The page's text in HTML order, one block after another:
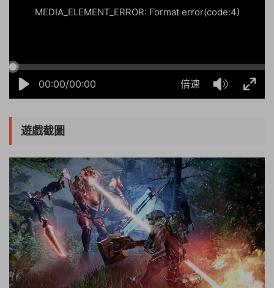
00:00/00:00 倍速
MEDIA_ELEMENT_ERROR: Format error(code:4)
遊戲截圖